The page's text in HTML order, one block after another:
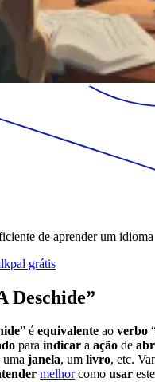
de aprender um idioma
grátis
Deschide”
” é equivalente ao verbo
para indicar a ação de
uma janela, um livro, etc.
melhorcomo usar este